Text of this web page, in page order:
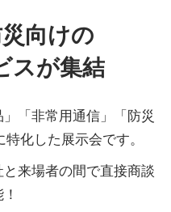
向けの
スが集結
「非常用通信」「防災
化した展示会です。
来場者の間で直接商談